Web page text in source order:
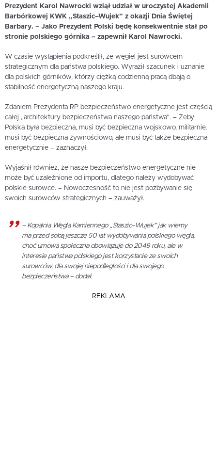
Prezydent Karol Nawrocki wziął udział w uroczystej Akademii
Barbórkowej KWK „Staszic–Wujek” z okazji Dnia Świętej
Barbary. – Jako Prezydent Polski będę konsekwentnie stał po
stronie polskiego górnika – zapewnił Karol Nawrocki.
W czasie wystąpienia podkreślił, że węgiel jest surowcem
strategicznym dla państwa polskiego. Wyraził szacunek i uznanie
dla polskich górników, którzy ciężką codzienną pracą dbają o
stabilność energetyczną naszego kraju.
Zdaniem Prezydenta RP bezpieczeństwo energetyczne jest częścią
całej „architektury bezpieczeństwa naszego państwa”. – Żeby
Polska była bezpieczna, musi być bezpieczna wojskowo, militarnie,
musi być bezpieczna żywnościowo, ale musi być także bezpieczna
energetycznie – zaznaczył.
Wyjaśnił również, że nasze bezpieczeństwo energetyczne nie
może być uzależnione od importu, dlatego należy wydobywać
polskie surowce. – Nowoczesność to nie jest pozbywanie się
swoich surowców strategicznych – zauważył.
– Kopalnia Węgla Kamiennego „Staszic–Wujek” jak wiemy
ma przed sobą jeszcze 50 lat wydobywania polskiego węgla,
choć umowa społeczna obowiązuje do 2049 roku, ale w
interesie państwa polskiego jest korzystanie ze swoich
surowców, dla swojej niepodległości i dla swojego
bezpieczeństwa – dodał.
REKLAMA